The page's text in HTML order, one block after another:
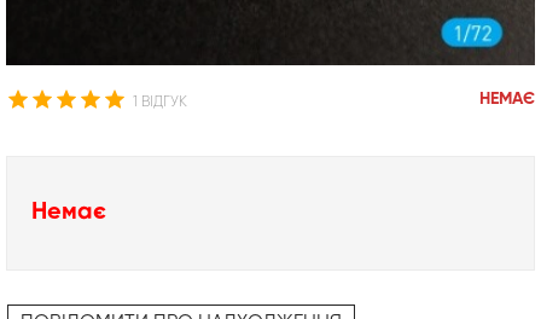
1 ВІДГУК НЕМАЄ
Немає